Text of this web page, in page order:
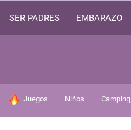
SER PADRES EMBARAZO
HOY SE HABLA DE
Juegos Niños Camping